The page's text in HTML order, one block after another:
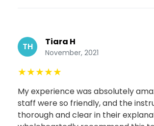
TH Tiara H
November, 2021
★★★★★
My experience was absolutely
staff were so friendly, and the
thorough and clear in their